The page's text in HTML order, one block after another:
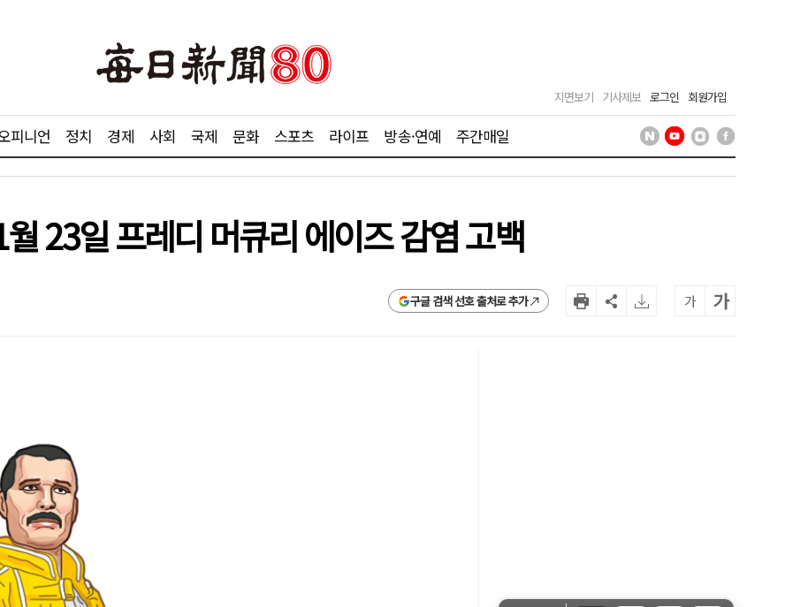
지면보기 기사제보 로그인 회원가입
피니언 정치 경제 사회 국제 문화 스포츠 라이프 방송·연예 주간매일
23일 프레디 머큐리 에이즈 감염 고백
구글 검색 선호 출처로 추가 가 가